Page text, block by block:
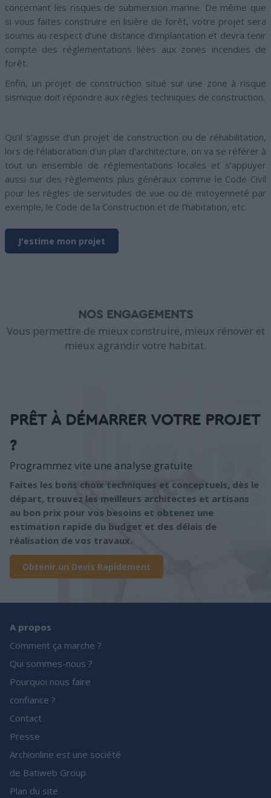
concernant les risques de submersion marine. De même que
si vous faites construire en lisière de forêt, votre projet sera
soumis au respect d’une distance d’implantation et devra tenir
compte des réglementations liées aux zones incendies de
forêt.
Enfin, un projet de construction situé sur une zone à risque
sismique doit répondre aux règles techniques de construction.
Qu’il s’agisse d’un projet de construction ou de réhabilitation,
lors de l’élaboration d’un plan d’architecture, on va se référer à
tout un ensemble de réglementations locales et s’appuyer
aussi sur des règlements plus généraux comme le Code Civil
pour les règles de servitudes de vue ou de mitoyenneté par
exemple, le Code de la Construction et de l’habitation, etc.
J'estime mon projet
NOS ENGAGEMENTS
Vous permettre de mieux construire, mieux rénover et
mieux agrandir votre habitat.
PRÊT À DÉMARRER VOTRE PROJET
?
Programmez vite une analyse gratuite
Faites les bons choix techniques et conceptuels, dès le
départ, trouvez les meilleurs architectes et artisans
au bon prix pour vos besoins et obtenez une
estimation rapide du budget et des délais de
réalisation de vos travaux.
Obtenir un Devis Rapidement
A propos
Comment ça marche ?
Qui sommes-nous ?
Pourquoi nous faire
confiance ?
Contact
Presse
Archionline est une société
de Batiweb Group
Plan du site